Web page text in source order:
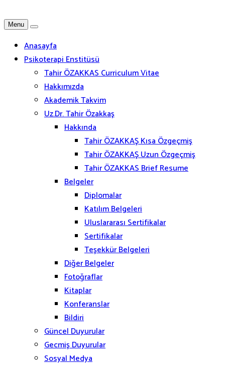
Menu
Anasayfa
Psikoterapi Enstitüsü
Tahir ÖZAKKAS Curriculum Vitae
Hakkımızda
Akademik Takvim
Uz.Dr. Tahir Özakkaş
Hakkında
Tahir ÖZAKKAŞ Kısa Özgeçmiş
Tahir ÖZAKKAŞ Uzun Özgeçmiş
Tahir ÖZAKKAS Brief Resume
Belgeler
Diplomalar
Katılım Belgeleri
Uluslararası Sertifikalar
Sertifikalar
Teşekkür Belgeleri
Diğer Belgeler
Fotoğraflar
Kitaplar
Konferanslar
Bildiri
Güncel Duyurular
Gecmiş Duyurular
Sosyal Medya